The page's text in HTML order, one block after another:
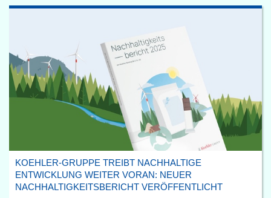
KOEHLER-GRUPPE TREIBT NACHHALTIGE
ENTWICKLUNG WEITER VORAN: NEUER
NACHHALTIGKEITSBERICHT VERÖFFENTLICHT